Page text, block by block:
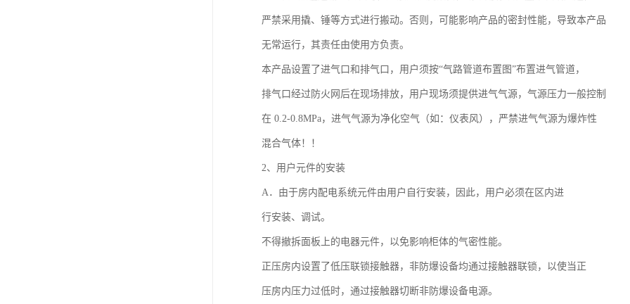
严禁采用撬、锤等方式进行搬动。否则，可能影响产品的密封性能，导致本产品
无常运行，其责任由使用方负责。
本产品设置了进气口和排气口，用户须按“气路管道布置图”布置进气管道，
排气口经过防火网后在现场排放，用户现场须提供进气气源，气源压力一般控制
在 0.2-0.8MPa，进气气源为净化空气（如：仪表风），严禁进气气源为爆炸性
混合气体！！
2、用户元件的安装
A．由于房内配电系统元件由用户自行安装，因此，用户必须在区内进
行安装、调试。
不得撤拆面板上的电器元件，以免影响柜体的气密性能。
正压房内设置了低压联锁接触器，非防爆设备均通过接触器联锁，以使当正
压房内压力过低时，通过接触器切断非防爆设备电源。